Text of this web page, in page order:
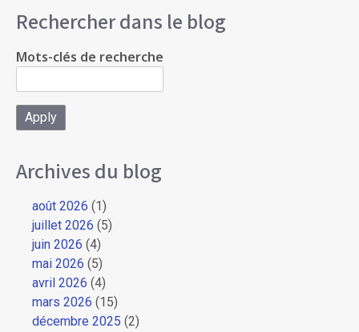
Rechercher dans le blog
Mots-clés de recherche
Archives du blog
août 2026 (1)
juillet 2026 (5)
juin 2026 (4)
mai 2026 (5)
avril 2026 (4)
mars 2026 (15)
décembre 2025 (2)